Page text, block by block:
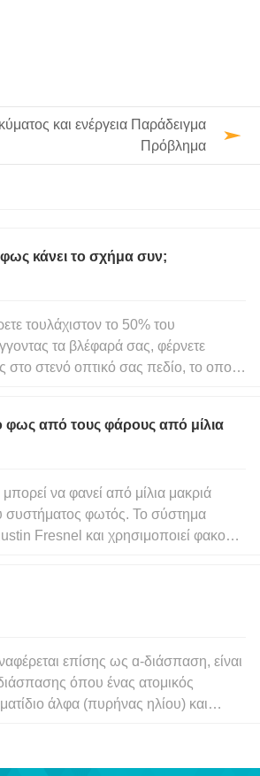
και ενέργεια Παράδειγμα
Πρόβλημα
φως κάνει το σχήμα συν;
τουλάχιστον το 50% του
τα βλέφαρά σας, φέρνετε
στο στενό οπτικό σας πεδίο, το οποίο
φως από τους φάρους από μίλια
να φανεί από μίλια μακριά
συστήματος φωτός. Το σύστημα
Fresnel και χρησιμοποιεί φακούς
επίσης ως ɑ-διάσπαση, είναι
όπου ένας ατομικός
άλφα (πυρήνας ηλίου) και